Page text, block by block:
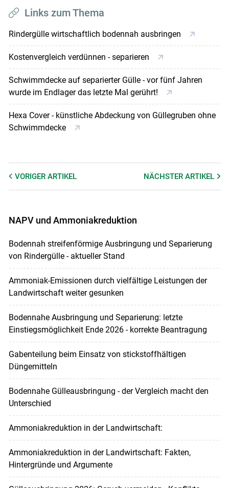
Links zum Thema
Rindergülle wirtschaftlich bodennah ausbringen
Kostenvergleich verdünnen - separieren
Schwimmdecke auf separierter Gülle - vor fünf Jahren
wurde im Endlager das letzte Mal gerührt!
Hexa Cover - künstliche Abdeckung von Güllegruben ohne
Schwimmdecke
VORIGER ARTIKEL NÄCHSTERARTIKEL
NAPV und Ammoniakreduktion
Bodennah streifenförmige Ausbringung und Separierung
von Rindergülle - aktueller Stand
Ammoniak-Emissionen durch vielfältige Leistungen der
Landwirtschaft weiter gesunken
Bodennahe Ausbringung und Separierung: letzte
Einstiegsmöglichkeit Ende 2026 - korrekte Beantragung
Gabenteilung beim Einsatz von stickstoffhältigen
Düngemitteln
Bodennahe Gülleausbringung - der Vergleich macht den
Unterschied
Ammoniakreduktion in der Landwirtschaft:
Ammoniakreduktion in der Landwirtschaft: Fakten,
Hintergründe und Argumente